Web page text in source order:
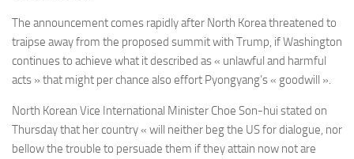
The announcement comes rapidly after North Korea threatened to
traipse away from the proposed summit with Trump, if Washington
continues to achieve what it described as « unlawful and harmful
acts » that might per chance also effort Pyongyang’s « goodwill ».
North Korean Vice International Minister Choe Son-hui stated on
Thursday that her country « will neither beg the US for dialogue, nor
bellow the trouble to persuade them if they attain now not are